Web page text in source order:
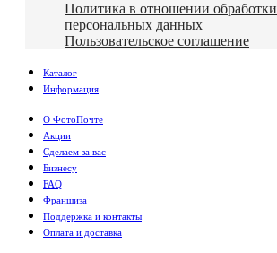
Политика в отношении обработки
персональных данных
Пользовательское соглашение
Каталог
Информация
О ФотоПочте
Акции
Сделаем за вас
Бизнесу
FAQ
Франшиза
Поддержка и контакты
Оплата и доставка